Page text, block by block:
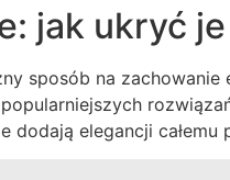
jak ukryć
sposób na
elegancji całemu